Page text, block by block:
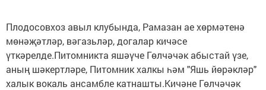
Плодосовхоз авыл клубында, Рамазан ае хөрмәтенә
мөнәҗәтләр, вәгазьләр, догалар кичәсе
үткәрелде.Питомникта яшәүче Гөлчәчәк абыстай үзе,
аның шәкертләре, Питомник халкы һәм "Яшь йөрәкләр"
халык вокаль ансамбле катнашты.Кичәне Гөлчәчәк